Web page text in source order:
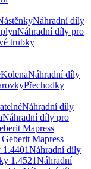
Náhradní díly
Náhradní díly pro
trubky
KolenaNáhradní díly
Přechodky
Náhradní díly
Náhradní díly pro
Mapress
Mapress
Náhradní díly
1.4521Náhradní